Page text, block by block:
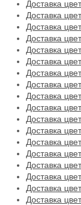
Доставка
Доставка
Доставка
Доставка
Доставка
Доставка
Доставка
Доставка
Доставка
Доставка
Доставка
Доставка
Доставка
Доставка
Доставка
Доставка
Доставка
Доставка